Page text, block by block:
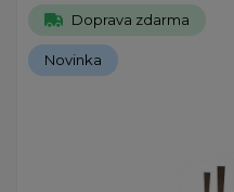
Doprava zdarma
Novinka